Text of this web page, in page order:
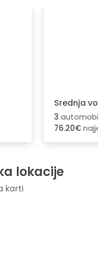
Srednja
3
76.20€
lokacije
karti